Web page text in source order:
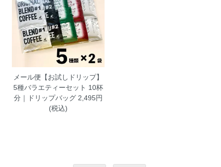
メール便【お試しドリップ】
5種バラエティーセット 10杯
分｜ドリップバッグ2,495円
(税込)